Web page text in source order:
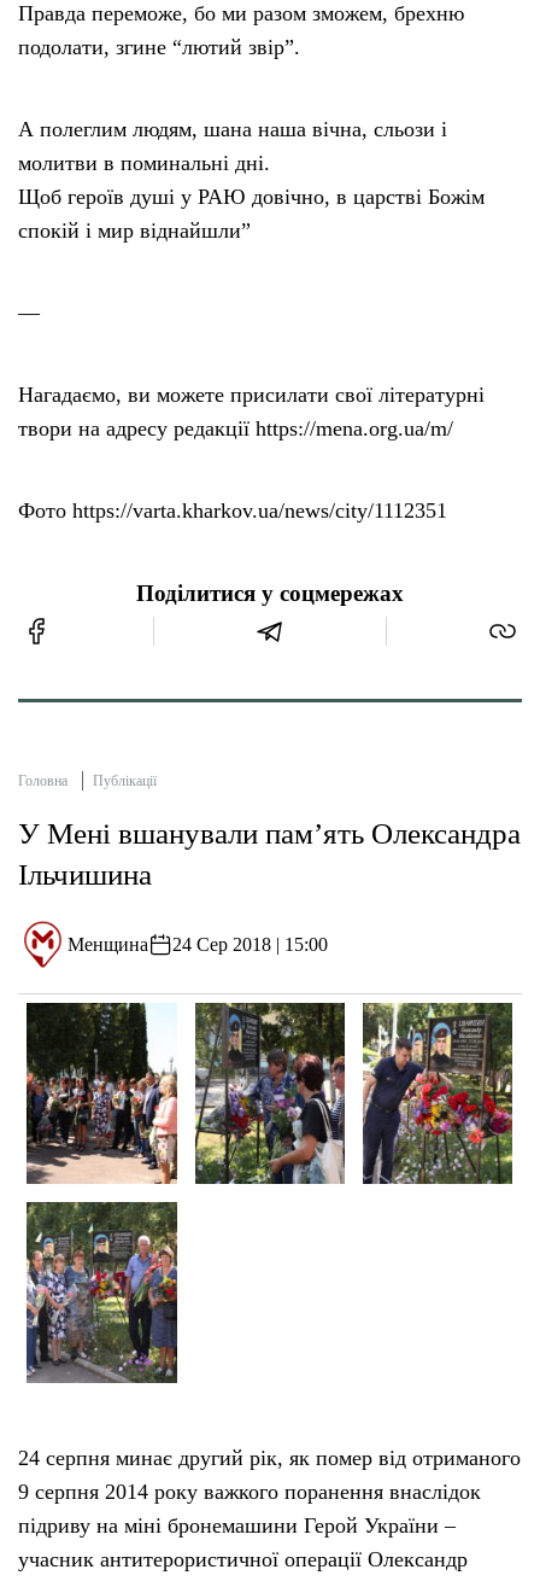
Правда переможе, бо ми разом зможем, брехню
подолати, згине “лютий звір”.
А полеглим людям, шана наша вічна, сльози і
молитви в поминальні дні.
Щоб героїв душі у РАЮ довічно, в царстві Божім
спокій і мир віднайшли”
—
Нагадаємо, ви можете присилати свої літературні
твори на адресу редакції https://mena.org.ua/m/
Фото https://varta.kharkov.ua/news/city/1112351
Поділитися у соцмережах
Головна Публікації
У Мені вшанували пам’ять Олександра
Ільчишина
Менщина 24 Сер 2018 | 15:00
24 серпня минає другий рік, як помер від отриманого
9 серпня 2014 року важкого поранення внаслідок
підриву на міні бронемашини Герой України –
учасник антитерористичної операції Олександр